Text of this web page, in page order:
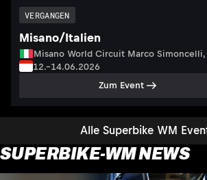
Alle Superbike WM
VERGANGEN
Misano/Italien
Misano World Circuit Marco
12.–14.06.2026
Zum Event
SUPERBIKE-WM NEWS